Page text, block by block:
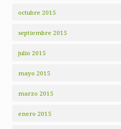
octubre 2015
septiembre 2015
julio 2015
mayo 2015
marzo 2015
enero 2015